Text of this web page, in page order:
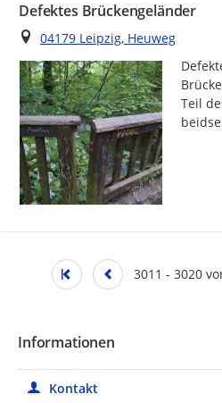
Defektes Brückengeländer
Ort
04179 Leipzig, Heuweg
Teil
3011 - 3020
Informationen
Kontakt